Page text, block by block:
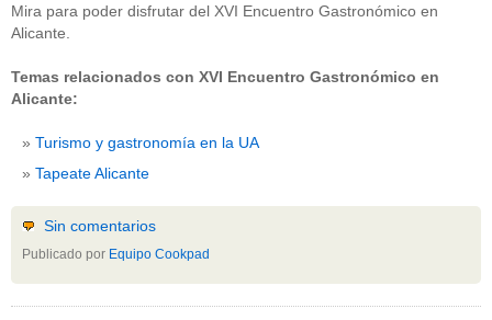
Mira para poder disfrutar del XVI Encuentro Gastronómico en
Alicante.
Temas relacionados con XVI Encuentro Gastronómico en
Alicante:
Turismo y gastronomía en la UA
Tapeate Alicante
Sin comentarios
Publicado por Equipo Cookpad